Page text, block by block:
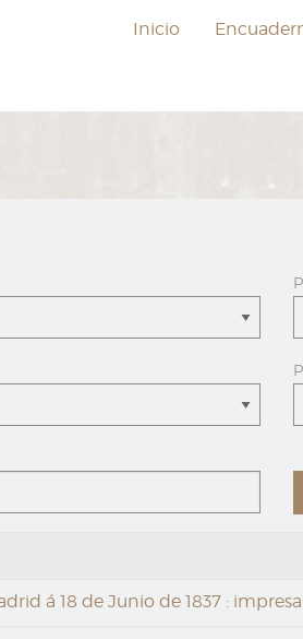
Inicio
á 18 de Junio de 1837 :